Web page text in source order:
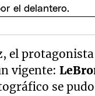
el
vigente:
se